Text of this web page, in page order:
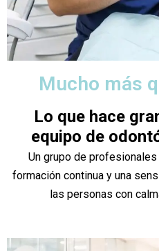
Mucho más
Lo que hace
equipo de
Un grupo de
formación continua y una
las personas con